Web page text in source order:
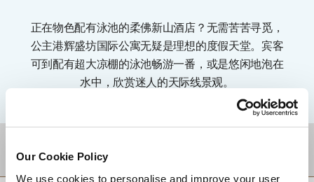
Our Cookie Policy
We use cookies to personalise and improve your user
正在物色配有泳池的柔佛新山酒店？无需苦苦寻觅，
公主港辉盛坊国际公寓无疑是理想的度假天堂。宾客
可到配有超大凉棚的泳池畅游一番，或是悠闲地泡在
水中，欣赏迷人的天际线景观。
目的地